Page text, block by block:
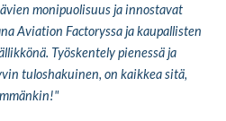
monipuolisuus ja innostavat
Aviation Factoryssa ja kaupallisten
Työskentely pienessä ja
tuloshakuinen, on kaikkea sitä,